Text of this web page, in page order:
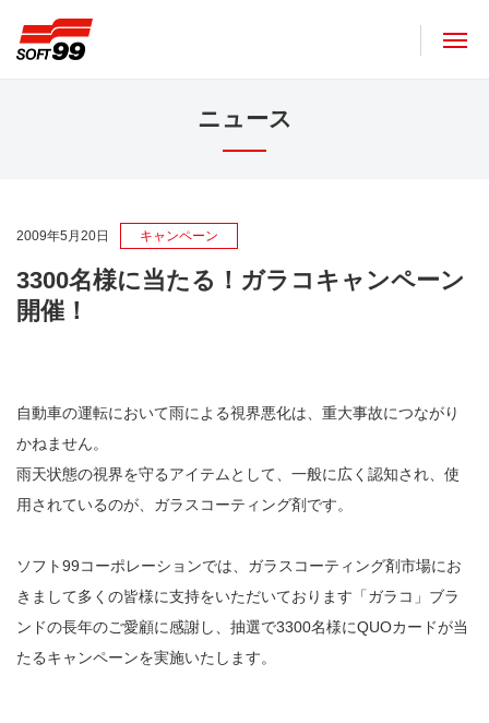
ニュース
2009年5月20日 キャンペーン
3300名様に当たる！ガラコキャンペーン
開催！
自動車の運転において雨による視界悪化は、重大事故につながり
かねません。
雨天状態の視界を守るアイテムとして、一般に広く認知され、使
用されているのが、ガラスコーティング剤です。
ソフト99コーポレーションでは、ガラスコーティング剤市場にお
きまして多くの皆様に支持をいただいております「ガラコ」ブラ
ンドの長年のご愛顧に感謝し、抽選で3300名様にQUOカードが当
たるキャンペーンを実施いたします。